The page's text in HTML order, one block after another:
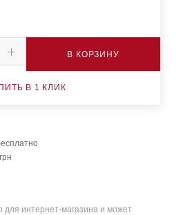
В КОРЗИНУ
В 1 КЛИК
для интернет-магазина и может